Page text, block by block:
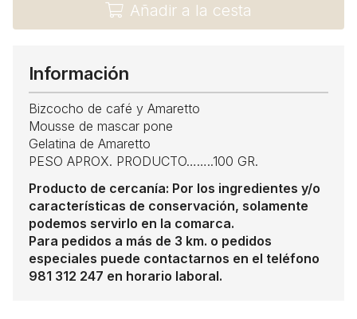
Añadir a la cesta
Información
Bizcocho de café y Amaretto
Mousse de mascar pone
Gelatina de Amaretto
PESO APROX. PRODUCTO……..100 GR.
Producto de cercanía: Por los ingredientes y/o
características de conservación, solamente
podemos servirlo en la comarca.
Para pedidos a más de 3 km. o pedidos
especiales puede contactarnos en el teléfono
981 312 247 en horario laboral.